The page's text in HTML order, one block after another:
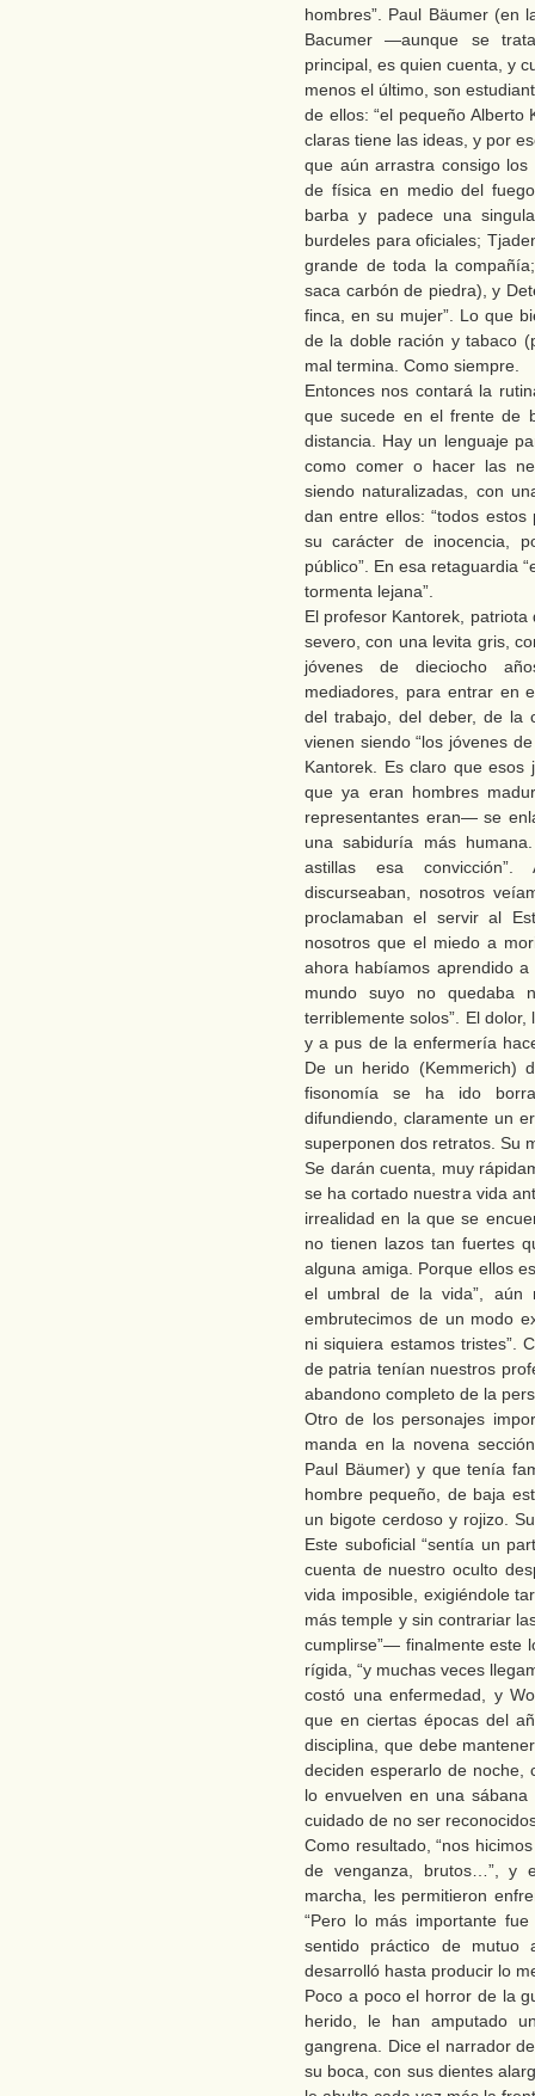
hombres”. Paul Bäumer (en
Bacumer —aunque se
principal, es quien cuenta, y
menos el último, son
de ellos: “el pequeño
claras tiene las ideas, y por
que aún arrastra consigo
de física en medio del
barba y padece una
burdeles para oficiales;
grande de toda la
saca carbón de piedra), y
finca, en su mujer”. Lo que
de la doble ración y tabaco
mal termina. Como siempre.
Entonces nos contará la
que sucede en el frente de
distancia. Hay un lenguaje
como comer o hacer las
siendo naturalizadas, con
dan entre ellos: “todos
su carácter de inocencia,
público”. En esa retaguardia
tormenta lejana”.
El profesor Kantorek,
severo, con una levita gris,
jóvenes de dieciocho
mediadores, para entrar en
del trabajo, del deber, de la
vienen siendo “los jóvenes
Kantorek. Es claro que
que ya eran hombres
representantes eran— se
una sabiduría más
astillas esa
discurseaban, nosotros
proclamaban el servir al
nosotros que el miedo a
ahora habíamos aprendido
mundo suyo no quedaba
terriblemente solos”. El
y a pus de la enfermería
De un herido (Kemmerich)
fisonomía se ha ido
difundiendo, claramente un
superponen dos retratos. Su
Se darán cuenta, muy
se ha cortado nuestra vida
irrealidad en la que se
no tienen lazos tan fuertes
alguna amiga. Porque ellos
el umbral de la vida”, aún
embrutecimos de un modo
ni siquiera estamos tristes”.
de patria tenían nuestros
abandono completo de la
Otro de los personajes
manda en la novena
Paul Bäumer) y que tenía
hombre pequeño, de baja
un bigote cerdoso y rojizo.
Este suboficial “sentía un
cuenta de nuestro oculto
vida imposible, exigiéndole
más temple y sin contrariar
cumplirse”— finalmente este
rígida, “y muchas veces
costó una enfermedad, y
que en ciertas épocas del
disciplina, que debe
deciden esperarlo de noche,
lo envuelven en una
cuidado de no ser
Como resultado, “nos
de venganza, brutos…”, y
marcha, les permitieron
“Pero lo más importante
sentido práctico de mutuo
desarrolló hasta producir lo
Poco a poco el horror de la
herido, le han amputado
gangrena. Dice el narrador
su boca, con sus dientes